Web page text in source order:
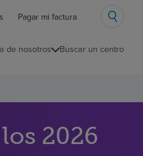
Pagar mi factura
de nosotros Buscar un centro
2026